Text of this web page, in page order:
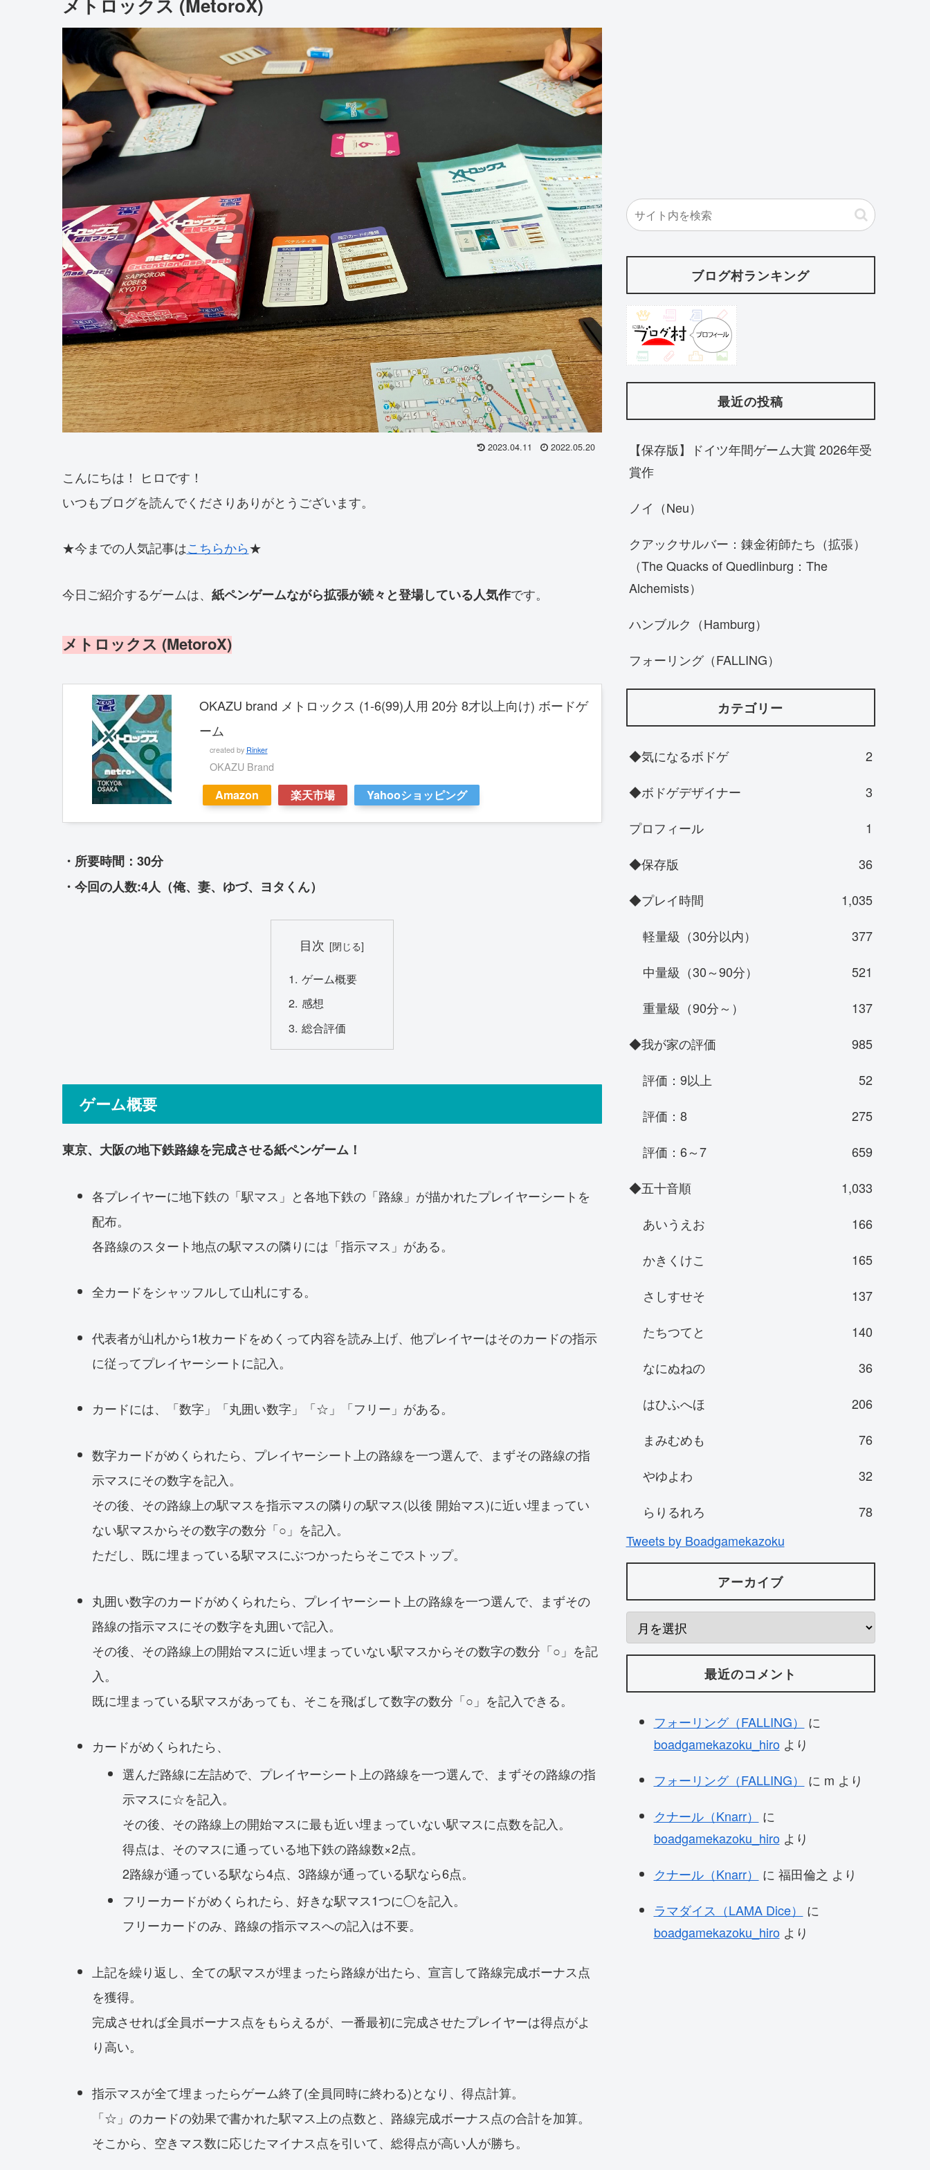
メトロックス (MetoroX)
2023.04.11 2022.05.20
こんにちは！ ヒロです！
いつもブログを読んでくださりありがとうございます。
★今までの人気記事はこちらから★
今日ご紹介するゲームは、 紙ペンゲームながら拡張が続々と登場している人気作です。
メトロックス (MetoroX)
OKAZU brand メトロックス (1-6(99)人用 20分 8才以上向け) ボードゲ
ーム
created by Rinker
OKAZU Brand
Amazon 楽天市場 Yahooショッピング
・所要時間：30分
・今回の人数:4人（俺、妻、ゆづ、ヨタくん）
目次
ゲーム概要
感想
総合評価
ゲーム概要
東京、大阪の地下鉄路線を完成させる紙ペンゲーム！
各プレイヤーに地下鉄の「駅マス」と各地下鉄の「路線」が描かれたプレイヤーシートを
配布。
各路線のスタート地点の駅マスの隣りには「指示マス」がある。
全カードをシャッフルして山札にする。
代表者が山札から1枚カードをめくって内容を読み上げ、他プレイヤーはそのカードの指示
に従ってプレイヤーシートに記入。
カードには、「数字」「丸囲い数字」「☆」「フリー」がある。
数字カードがめくられたら、プレイヤーシート上の路線を一つ選んで、まずその路線の指
示マスにその数字を記入。
その後、その路線上の駅マスを指示マスの隣りの駅マス(以後 開始マス)に近い埋まってい
ない駅マスからその数字の数分「○」を記入。
ただし、既に埋まっている駅マスにぶつかったらそこでストップ。
丸囲い数字のカードがめくられたら、プレイヤーシート上の路線を一つ選んで、まずその
路線の指示マスにその数字を丸囲いで記入。
その後、その路線上の開始マスに近い埋まっていない駅マスからその数字の数分「○」を記
入。
既に埋まっている駅マスがあっても、そこを飛ばして数字の数分「○」を記入できる。
カードがめくられたら、
選んだ路線に左詰めで、プレイヤーシート上の路線を一つ選んで、まずその路線の指
示マスに☆を記入。
その後、その路線上の開始マスに最も近い埋まっていない駅マスに点数を記入。
得点は、そのマスに通っている地下鉄の路線数×2点。
2路線が通っている駅なら4点、3路線が通っている駅なら6点。
フリーカードがめくられたら、好きな駅マス1つに◯を記入。
フリーカードのみ、路線の指示マスへの記入は不要。
上記を繰り返し、全ての駅マスが埋まったら路線が出たら、宣言して路線完成ボーナス点
を獲得。
完成させれば全員ボーナス点をもらえるが、一番最初に完成させたプレイヤーは得点がよ
り高い。
指示マスが全て埋まったらゲーム終了(全員同時に終わる)となり、得点計算。
「☆」のカードの効果で書かれた駅マス上の点数と、路線完成ボーナス点の合計を加算。
そこから、空きマス数に応じたマイナス点を引いて、総得点が高い人が勝ち。
ブログ村ランキング
最近の投稿
【保存版】ドイツ年間ゲーム大賞 2026年受
賞作
ノイ（Neu）
クアックサルバー：錬金術師たち（拡張）
（The Quacks of Quedlinburg：The
Alchemists）
ハンブルク（Hamburg）
フォーリング（FALLING）
カテゴリー
◆気になるボドゲ
2
◆ボドゲデザイナー
3
プロフィール
1
◆保存版
36
◆プレイ時間
1,035
軽量級（30分以内）
377
中量級（30～90分）
521
重量級（90分～）
137
◆我が家の評価
985
評価：9以上
52
評価：8
275
評価：6～7
659
◆五十音順
1,033
あいうえお
166
かきくけこ
165
さしすせそ
137
たちつてと
140
なにぬねの
36
はひふへほ
206
まみむめも
76
やゆよわ
32
らりるれろ
78
Tweets by Boadgamekazoku
アーカイブ
最近のコメント
フォーリング（FALLING）
に
boadgamekazoku_hiroより
フォーリング（FALLING）
に m より
クナール（Knarr）
に
boadgamekazoku_hiroより
クナール（Knarr）
に 福田倫之 より
ラマダイス（LAMA Dice）
に
boadgamekazoku_hiroより